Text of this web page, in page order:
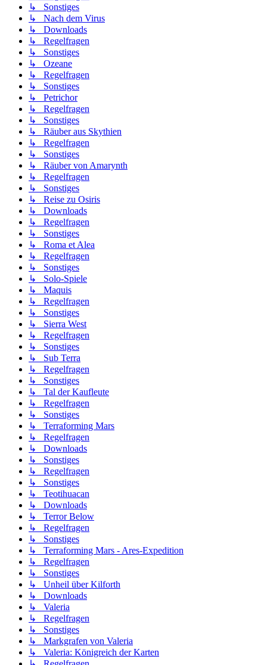
↳ Sonstiges
↳ Nach dem Virus
↳ Downloads
↳ Regelfragen
↳ Sonstiges
↳ Ozeane
↳ Regelfragen
↳ Sonstiges
↳ Petrichor
↳ Regelfragen
↳ Sonstiges
↳ Räuber aus Skythien
↳ Regelfragen
↳ Sonstiges
↳ Räuber von Amarynth
↳ Regelfragen
↳ Sonstiges
↳ Reise zu Osiris
↳ Downloads
↳ Regelfragen
↳ Sonstiges
↳ Roma et Alea
↳ Regelfragen
↳ Sonstiges
↳ Solo-Spiele
↳ Maquis
↳ Regelfragen
↳ Sonstiges
↳ Sierra West
↳ Regelfragen
↳ Sonstiges
↳ Sub Terra
↳ Regelfragen
↳ Sonstiges
↳ Tal der Kaufleute
↳ Regelfragen
↳ Sonstiges
↳ Terraforming Mars
↳ Regelfragen
↳ Downloads
↳ Sonstiges
↳ Regelfragen
↳ Sonstiges
↳ Teotihuacan
↳ Downloads
↳ Terror Below
↳ Regelfragen
↳ Sonstiges
↳ Terraforming Mars - Ares-Expedition
↳ Regelfragen
↳ Sonstiges
↳ Unheil über Kilforth
↳ Downloads
↳ Valeria
↳ Regelfragen
↳ Sonstiges
↳ Markgrafen von Valeria
↳ Valeria: Königreich der Karten